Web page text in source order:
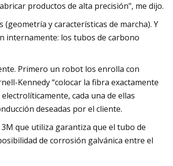
productos de alta precisión", me dijo.
y características de marcha). Y
internamente: los tubos de carbono
Primero un robot los enrolla con
Kennedy “colocar la fibra exactamente
cada una de ellas
deseadas por el cliente.
que utiliza garantiza que el tubo de
de corrosión galvánica entre el